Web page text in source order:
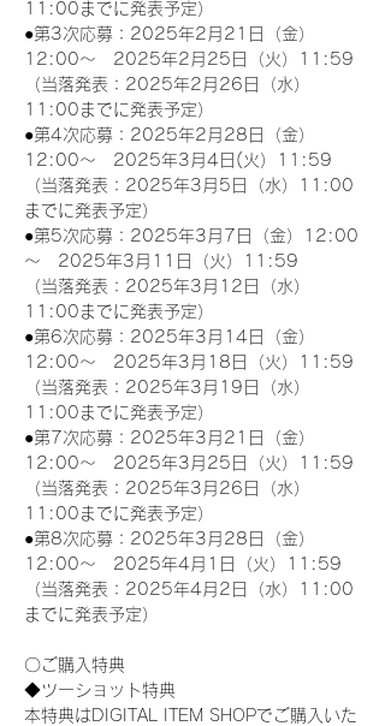
11:00までに発表予定）
●第3次応募：2025年2月21日（金）
12:00～　2025年2月25日（火）11:59
（当落発表：2025年2月26日（水）
11:00までに発表予定）
●第4次応募：2025年2月28日（金）
12:00～　2025年3月4日(火）11:59
（当落発表：2025年3月5日（水）11:00
までに発表予定）
●第5次応募：2025年3月7日（金）12:00
～　2025年3月11日（火）11:59
（当落発表：2025年3月12日（水）
11:00までに発表予定）
●第6次応募：2025年3月14日（金）
12:00～　2025年3月18日（火）11:59
（当落発表：2025年3月19日（水）
11:00までに発表予定）
●第7次応募：2025年3月21日（金）
12:00～　2025年3月25日（火）11:59
（当落発表：2025年3月26日（水）
11:00までに発表予定）
●第8次応募：2025年3月28日（金）
12:00～　2025年4月1日（火）11:59
（当落発表：2025年4月2日（水）11:00
までに発表予定）
〇ご購入特典
◆ツーショット特典
本特典はDIGITAL ITEM SHOPでご購入いた